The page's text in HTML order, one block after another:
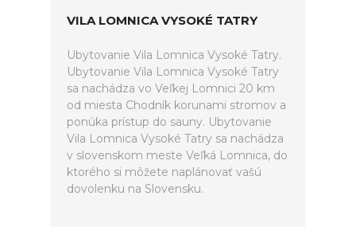
VILA LOMNICA VYSOKÉ TATRY
Ubytovanie Vila Lomnica Vysoké Tatry.
Ubytovanie Vila Lomnica Vysoké Tatry
sa nachádza vo Veľkej Lomnici 20 km
od miesta Chodník korunami stromov a
ponúka prístup do sauny. Ubytovanie
Vila Lomnica Vysoké Tatry sa nachádza
v slovenskom meste Veľká Lomnica, do
ktorého si môžete naplánovať vašú
dovolenku na Slovensku.